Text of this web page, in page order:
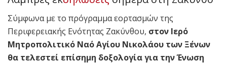
Σύμφωνα με το πρόγραμμα εορτασμών της
Περιφερειακής Ενότητας Ζακύνθου, στον Ιερό
Μητροπολιτικό Ναό Αγίου Νικολάου των Ξένων
θα τελεστεί επίσημη δοξολογία για την Ένωση